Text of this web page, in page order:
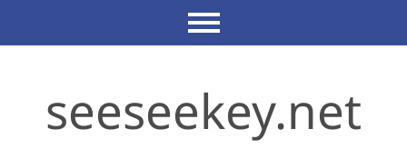
seeseekey.net